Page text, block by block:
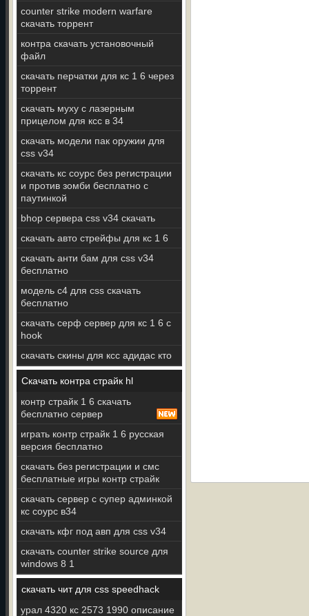
counter strike modern warfare
скачать торрент
контра скачать установочный
файл
скачать перчатки для кс 1 6 через
торрент
скачать муху с лазерным
прицелом для ксс в 34
скачать модели пак оружии для
css v34
скачать кс соурс без регистрации
и против зомби бесплатно с
паутинкой
bhop сервера css v34 скачать
скачать авто стрейфы для кс 1 6
скачать анти бам для css v34
бесплатно
модель c4 для css скачать
бесплатно
скачать серф сервер для кс 1 6 с
hook
скачать скины для ксс адидас кто
Скачать контра страйк hl
контр страйк 1 6 скачать
бесплатно сервер
играть контр страйк 1 6 русская
версия бесплатно
скачать без регистрации и смс
бесплатные игры контр страйк
скачать сервер с супер админкой
кс соурс в34
скачать кфг под авп для css v34
скачать counter strike source для
windows 8 1
скачать чит для css speedhack
урал 4320 кс 2573 1990 описание